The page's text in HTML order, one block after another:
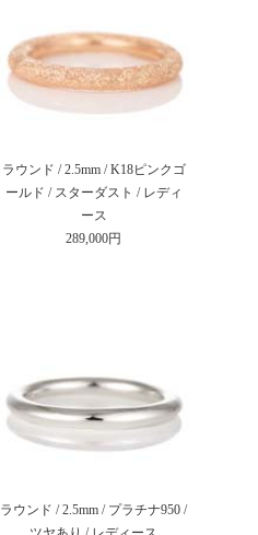
ラウンド / 2.5mm / K18ピンクゴ
ールド / スターダスト / レディ
ース
289,000円
ラウンド / 2.5mm / プラチナ950 /